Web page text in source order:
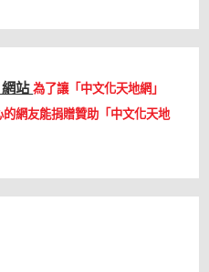
網站為了讓「中文化天地網」
網友能捐贈贊助「中文化天地